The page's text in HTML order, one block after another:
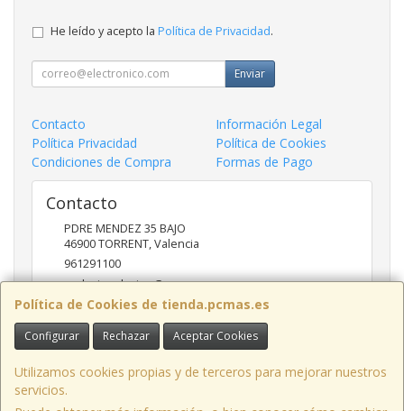
Política de Cookies de tienda.pcmas.es
Configurar Rechazar Aceptar Cookies
Utilizamos cookies propias y de terceros para mejorar nuestros
servicios.
He leído y acepto la Política de Privacidad.
Enviar
Contacto
Información Legal
Política Privacidad
Política de Cookies
Condiciones de Compra
Formas de Pago
Contacto
PDRE MENDEZ 35 BAJO
46900TORRENT,Valencia
961291100
nadasinsolucion@pcmas.es
Horario
10 -14 17 - 20